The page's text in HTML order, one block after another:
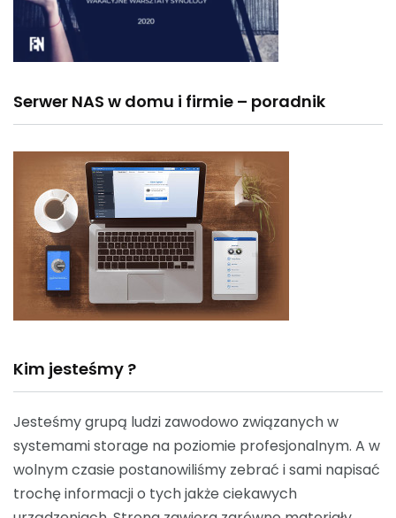
Serwer NAS w domu i firmie – poradnik
Kim jesteśmy ?
Jesteśmy grupą ludzi zawodowo związanych w
systemami storage na poziomie profesjonalnym. A w
wolnym czasie postanowiliśmy zebrać i sami napisać
trochę informacji o tych jakże ciekawych